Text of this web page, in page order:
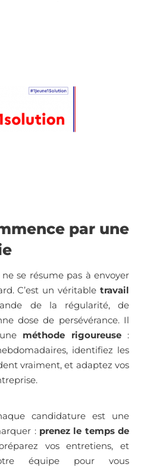
par une
se résume pas à envoyer
C’est un véritable travail
de la régularité, de
dose de persévérance. Il
méthode rigoureuse:
identifiez les
vraiment, et adaptez vos
candidature est une
: prenez le temps de
vos entretiens, et
équipe pour vous